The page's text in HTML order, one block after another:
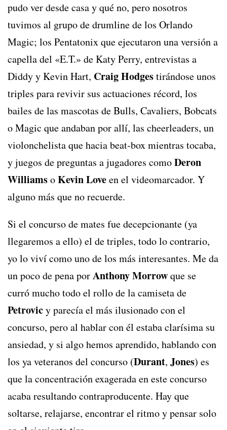
pudo ver desde casa y qué no, pero nosotros
tuvimos al grupo de drumline de los Orlando
Magic; los Pentatonix que ejecutaron una versión a
capella del «E.T.» de Katy Perry, entrevistas a
Diddy y Kevin Hart, Craig Hodgestirándose unos
triples para revivir sus actuaciones récord, los
bailes de las mascotas de Bulls, Cavaliers, Bobcats
o Magic que andaban por allí, las cheerleaders, un
violonchelista que hacia beat-box mientras tocaba,
y juegos de preguntas a jugadores comoDeron
WilliamsoKevin Loveen el videomarcador. Y
alguno más que no recuerde.
Si el concurso de mates fue decepcionante (ya
llegaremos a ello) el de triples, todo lo contrario,
yo lo viví como uno de los más interesantes. Me da
un poco de pena porAnthony Morrowque se
curró mucho todo el rollo de la camiseta de
Petrovicy parecía el más ilusionado con el
concurso, pero al hablar con él estaba clarísima su
ansiedad, y si algo hemos aprendido, hablando con
los ya veteranos del concurso (Durant, Jones) es
que la concentración exagerada en este concurso
acaba resultando contraproducente. Hay que
soltarse, relajarse, encontrar el ritmo y pensar solo